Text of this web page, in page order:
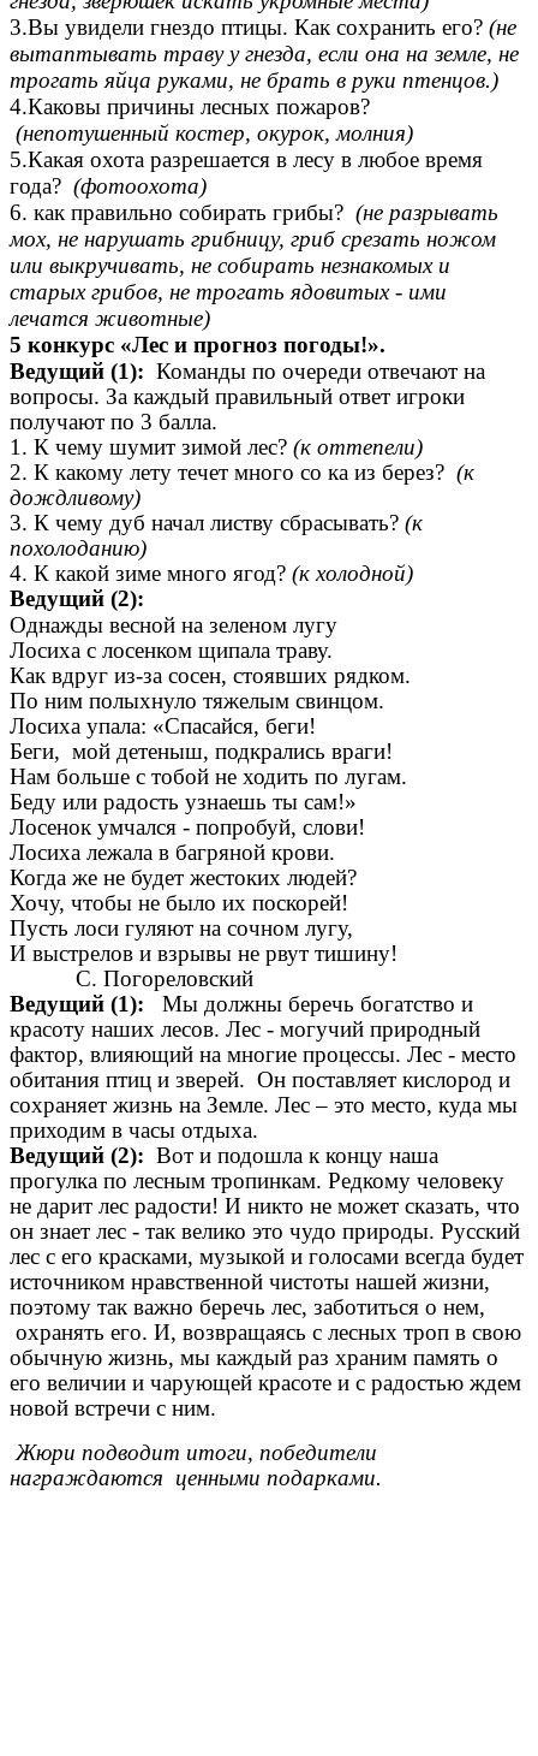
3.Вы увидели гнездо птицы. Как сохранить его? (не
вытаптывать траву у гнезда, если она на земле, не
трогать яйца руками, не брать в руки птенцов.)
4.Каковы причины лесных пожаров?
(непотушенный костер, окурок, молния)
5.Какая охота разрешается в лесу в любое время
года? (фотоохота)
6. как правильно собирать грибы? (не разрывать
мох, не нарушать грибницу, гриб срезать ножом
или выкручивать, не собирать незнакомых и
старых грибов, не трогать ядовитых - ими
лечатся животные)
5 конкурс «Лес и прогноз погоды!».
Ведущий (1): Команды по очереди отвечают на
вопросы. За каждый правильный ответ игроки
получают по 3 балла.
1. К чему шумит зимой лес? (к оттепели)
2. К какому лету течет много со ка из берез? (к
дождливому)
3. К чему дуб начал листву сбрасывать? (к
похолоданию)
4. К какой зиме много ягод? (к холодной)
Ведущий (2):
Однажды весной на зеленом лугу
Лосиха с лосенком щипала траву.
Как вдруг из-за сосен, стоявших рядком.
По ним полыхнуло тяжелым свинцом.
Лосиха упала: «Спасайся, беги!
Беги, мой детеныш, подкрались враги!
Нам больше с тобой не ходить по лугам.
Беду или радость узнаешь ты сам!»
Лосенок умчался - попробуй, слови!
Лосиха лежала в багряной крови.
Когда же не будет жестоких людей?
Хочу, чтобы не было их поскорей!
Пусть лоси гуляют на сочном лугу,
И выстрелов и взрывы не рвут тишину!
С. Погореловский
Ведущий (1): Мы должны беречь богатство и
красоту наших лесов. Лес - могучий природный
фактор, влияющий на многие процессы. Лес - место
обитания птиц и зверей. Он поставляет кислород и
сохраняет жизнь на Земле. Лес – это место, куда мы
приходим в часы отдыха.
Ведущий (2): Вот и подошла к концу наша
прогулка по лесным тропинкам. Редкому человеку
не дарит лес радости! И никто не может сказать, что
он знает лес - так велико это чудо природы. Русский
лес с его красками, музыкой и голосами всегда будет
источником нравственной чистоты нашей жизни,
поэтому так важно беречь лес, заботиться о нем,
охранять его. И, возвращаясь с лесных троп в свою
обычную жизнь, мы каждый раз храним память о
его величии и чарующей красоте и с радостью ждем
новой встречи с ним.
Жюри подводит итоги, победители
награждаются ценными подарками.